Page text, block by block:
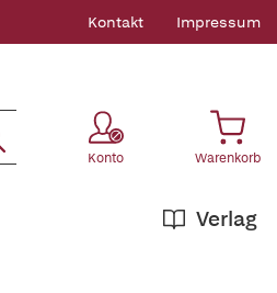
Kontakt Impressum
Konto Warenkorb
Verlag